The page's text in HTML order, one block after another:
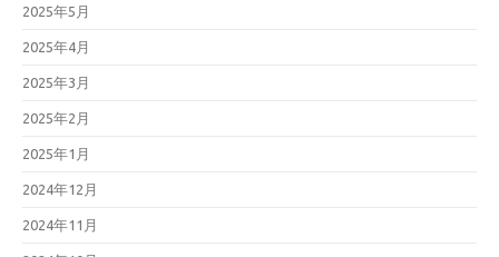
2025年5月
2025年4月
2025年3月
2025年2月
2025年1月
2024年12月
2024年11月